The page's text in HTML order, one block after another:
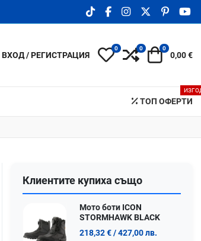
TIKTOK SOCIAL LINK
FACEBOOK SOCIAL
INSTAGRAM
X.COM
ВХОД / РЕГИСТРАЦИЯ My Wishlist
0 Compare
0 Количка
0
0,00 €
ТОП ОФЕРТИ
Клиентите купиха също
Мото боти ICON
STORMHAWK BLACK
218,32 €/ 427,00 лв.